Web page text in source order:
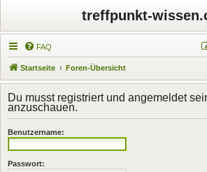
treffpunkt-
FAQ
Startseite Foren-Übersicht
Du musst registriert und angemeldet
anzuschauen.
Benutzername:
Passwort: